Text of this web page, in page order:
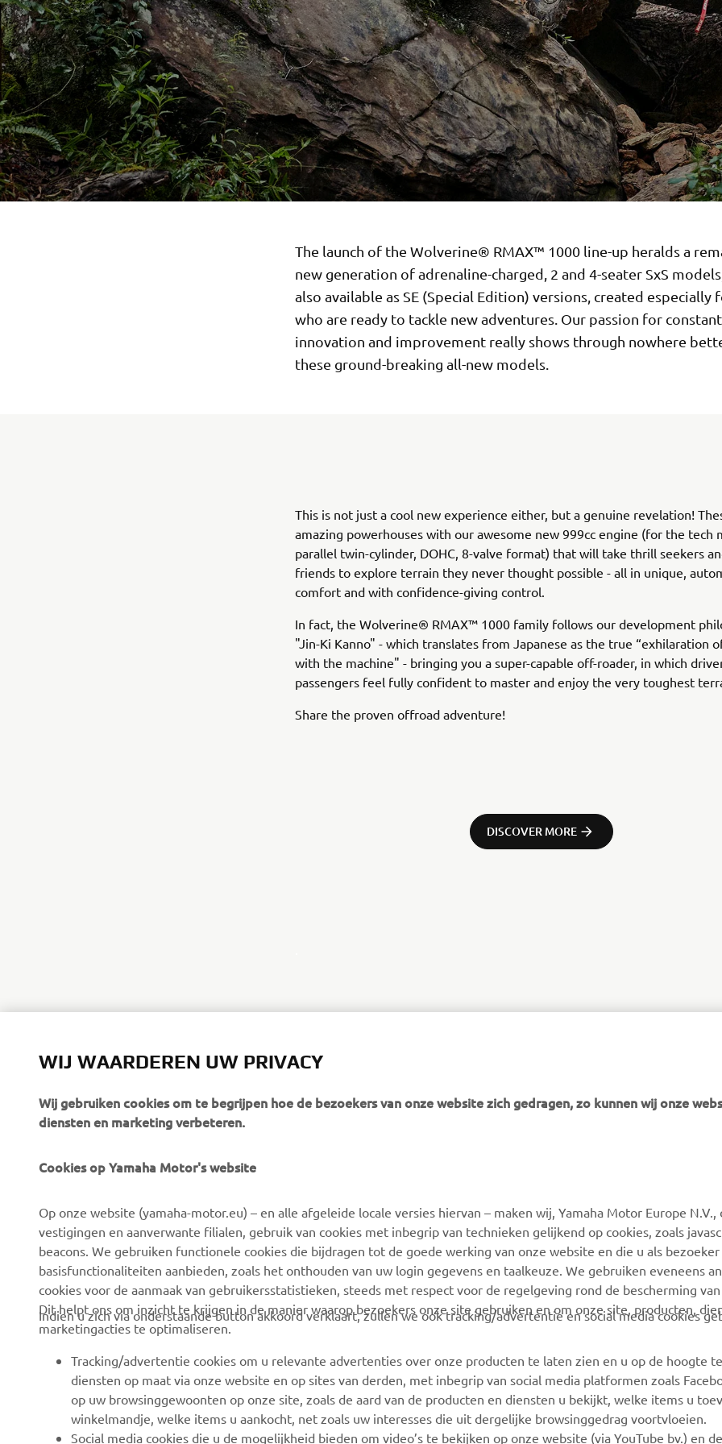
The launch of the Wolverine® RMAX™ 1000 line-up heralds a
new generation of adrenaline-charged, 2 and 4-seater SxS
also available as SE (Special Edition) versions, created especially
who are ready to tackle new adventures. Our passion for constant
innovation and improvement really shows through nowhere
these ground-breaking all-new models.
This is not just a cool new experience either, but a genuine revelation!
amazing powerhouses with our awesome new 999cc engine (for the tech
parallel twin-cylinder, DOHC, 8-valve format) that will take thrill seekers
friends to explore terrain they never thought possible - all in unique,
comfort and with confidence-giving control.
In fact, the Wolverine® RMAX™ 1000 family follows our development
"Jin-Ki Kanno" - which translates from Japanese as the true “exhilaration
with the machine" - bringing you a super-capable off-roader, in which
passengers feel fully confident to master and enjoy the very toughest
Share the proven offroad adventure!
DISCOVER MORE
CORPORATE
Over ons
Nieuws
Evenementen
Pers
Werken bij Yamaha
Dealer worden
BUSINESS
eBike-systemen
Autoriteiten
Golfterreinen
Eerstehulpverleners
Rijscholen
Robotics
MEER YAMAHA
MyYamaha
Yamaha Music
Yamaha Motor Global
Mobiele apps
SUPPORT
Webshop Support
Onderdelen Catalogus
maken
Vind een Yamaha-dealer
Beheer van
Afvalbatterijen
WIJ WAARDEREN UW PRIVACY
Wij gebruiken cookies om te begrijpen hoe de bezoekers van onze website zich gedragen, zo kunnen wij onze
diensten en marketing verbeteren.
Cookies op Yamaha Motor's website
Op onze website (yamaha-motor.eu) – en alle afgeleide locale versies hiervan – maken wij, Yamaha Motor Europe N.V.,
vestigingen en aanverwante filialen, gebruik van cookies met inbegrip van technieken gelijkend op cookies, zoals
beacons. We gebruiken functionele cookies die bijdragen tot de goede werking van onze website en die u als bezoeker
basisfunctionaliteiten aanbieden, zoals het onthouden van uw login gegevens en taalkeuze. We gebruiken eveneens
cookies voor de aanmaak van gebruikersstatistieken, steeds met respect voor de regelgeving rond de bescherming
Dit helpt ons om inzicht te krijgen in de manier waarop bezoekers onze site gebruiken en om onze site, producten,
marketingacties te optimaliseren.
Indien u zich via onderstaande button akkoord verklaart, zullen we ook tracking/advertentie en social media cookies
Tracking/advertentie cookies om u relevante advertenties over onze producten te laten zien en u op de hoogte
diensten op maat via onze website en op sites van derden, met inbegrip van social media platformen zoals
op uw browsinggewoonten op onze site, zoals de aard van de producten en diensten u bekijkt, welke items u
winkelmandje, welke items u aankocht, net zoals uw interesses die uit dergelijke browsinggedrag voortvloeien.
Social media cookies die u de mogelijkheid bieden om video’s te bekijken op onze website (via YouTube bv.) en